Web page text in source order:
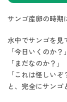
サンゴ産卵の時期
水中でサンゴを見
「今日いくのか？」
「まだなのか？」
「これは怪しいぞ
と、完全にサンゴ